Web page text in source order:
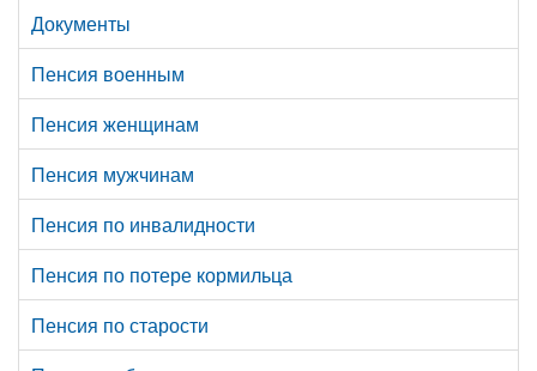
Документы
Пенсия военным
Пенсия женщинам
Пенсия мужчинам
Пенсия по инвалидности
Пенсия по потере кормильца
Пенсия по старости